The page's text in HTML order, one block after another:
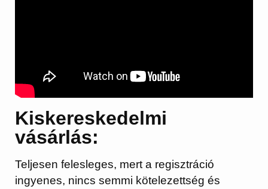
Kiskereskedelmi
vásárlás:
Teljesen felesleges, mert a regisztráció
ingyenes, nincs semmi kötelezettség és